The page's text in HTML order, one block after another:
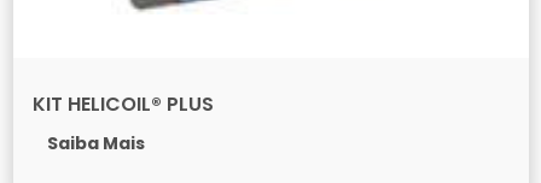
KIT HELICOIL® PLUS
Saiba Mais